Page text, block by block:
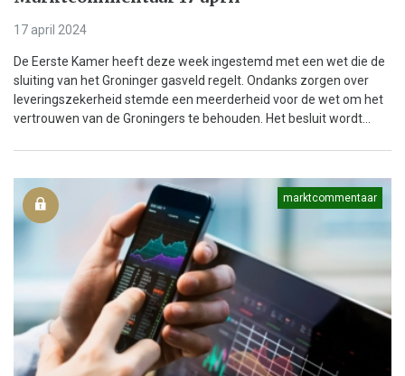
17 april 2024
De Eerste Kamer heeft deze week ingestemd met een wet die de
sluiting van het Groninger gasveld regelt. Ondanks zorgen over
leveringszekerheid stemde een meerderheid voor de wet om het
vertrouwen van de Groningers te behouden. Het besluit wordt...
marktcommentaar